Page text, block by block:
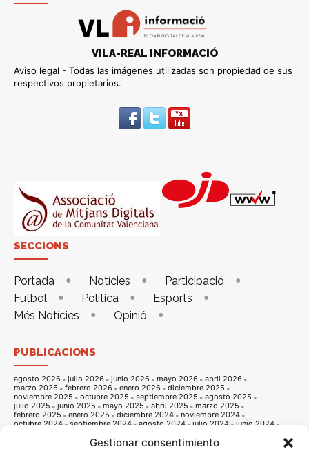
Gestionar consentimiento
VILA-REAL INFORMACIÓ
Aviso legal - Todas las imágenes utilizadas son propiedad de sus
respectivos propietarios.
SECCIONS
Portada Notícies
Participació
Futbol
Política
Esports
Més Notícies
Opinió
PUBLICACIONS
agosto 2026 julio 2026 junio 2026 mayo 2026
abril 2026
marzo 2026
febrero 2026 enero 2026
diciembre 2025
noviembre 2025
octubre 2025 septiembre 2025
agosto 2025
julio 2025
junio 2025 mayo 2025 abril 2025
marzo 2025
febrero 2025
enero 2025 diciembre 2024
noviembre 2024
octubre 2024
septiembre 2024 agosto 2024 julio 2024
junio 2024
noviembre 2023 octubre 2023
septiembre 2023